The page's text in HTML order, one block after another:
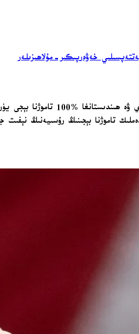
تەپسىلىي خەۋەرپىكىر-مۇلاھىزىلەر
تاموژنا بېجى يۈرگۈزۈشكە چاقىردى
تاموژنا بېجىنىڭ رۇسىيەنىڭ